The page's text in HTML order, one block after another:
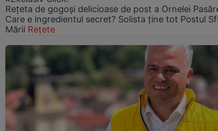
Rețeta de gogoşi delicioase de post a Ornelei
Care e ingredientul secret? Solista ține tot Postul
Mării Rețete